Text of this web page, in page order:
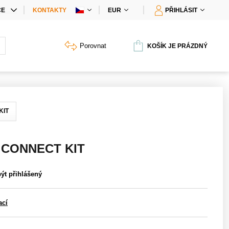
PRODUKTŮ
KONTAKTY EUR PŘIHLÁSIT
Porovnat KOŠÍK JE PRÁZDNÝ
KIT
přihlášený